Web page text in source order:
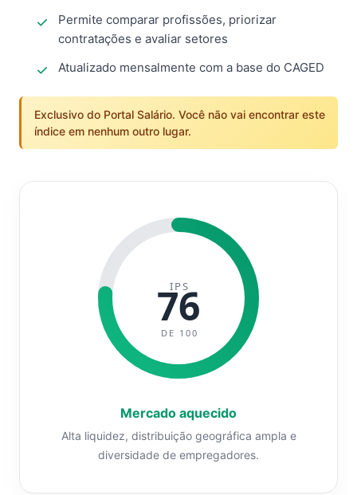
Permite comparar profissões, priorizar
contratações e avaliar setores
Atualizado mensalmente com a base do CAGED
Exclusivo do Portal Salário. Você não vai encontrar este
índice em nenhum outro lugar.
IPS
76
DE 100
Mercado aquecido
Alta liquidez, distribuição geográfica ampla e
diversidade de empregadores.